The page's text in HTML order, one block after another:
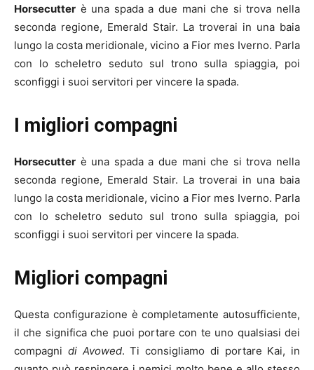
Horsecutter è una spada a due mani che si trova nella
seconda regione, Emerald Stair. La troverai in una baia
lungo la costa meridionale, vicino a Fior mes Iverno. Parla
con lo scheletro seduto sul trono sulla spiaggia, poi
sconfiggi i suoi servitori per vincere la spada.
I migliori compagni
Horsecutter è una spada a due mani che si trova nella
seconda regione, Emerald Stair. La troverai in una baia
lungo la costa meridionale, vicino a Fior mes Iverno. Parla
con lo scheletro seduto sul trono sulla spiaggia, poi
sconfiggi i suoi servitori per vincere la spada.
Migliori compagni
Questa configurazione è completamente autosufficiente,
il che significa che puoi portare con te uno qualsiasi dei
compagni di Avowed. Ti consigliamo di portare Kai, in